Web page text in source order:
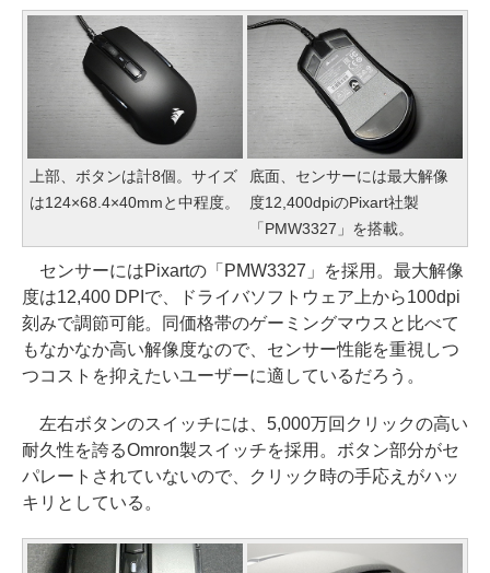
上部、ボタンは計8個。サイズ
は124×68.4×40mmと中程度。
底面、センサーには最大解像
度12,400dpiのPixart社製
「PMW3327」を搭載。
センサーにはPixartの「PMW3327」を採用。最大解像
度は12,400 DPIで、ドライバソフトウェア上から100dpi
刻みで調節可能。同価格帯のゲーミングマウスと比べて
もなかなか高い解像度なので、センサー性能を重視しつ
つコストを抑えたいユーザーに適しているだろう。
左右ボタンのスイッチには、5,000万回クリックの高い
耐久性を誇るOmron製スイッチを採用。ボタン部分がセ
パレートされていないので、クリック時の手応えがハッ
キリとしている。